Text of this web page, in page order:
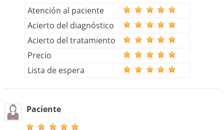
Atención al paciente
Acierto del diagnóstico
Acierto del tratamiento
Precio
Lista de espera
Paciente